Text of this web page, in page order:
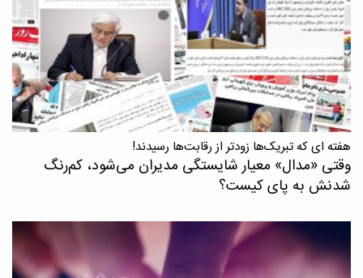
هفته ای که تبریک‌ها زودتر از رقابت‌ها رسیدند!
وقتی «مدال‌» معیار شایستگی مدیران می‌شود، کم‌رنگ
شدنش به پای کیست؟